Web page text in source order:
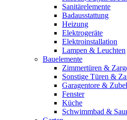
Sanitärelemente
Badausstattung
Heizung
Elektrogeräte
Elektroinstallation
Lampen & Leuchten
Bauelemente
Zimmertüren &
Sonstige Türen &
Garagentore &
Fenster
Küche
Schwimmbad &